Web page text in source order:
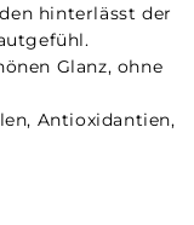
hinterlässt der
Glanz, ohne
Antioxidantien,